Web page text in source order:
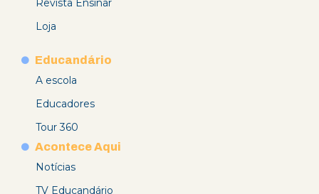
Revista Ensinar
Loja
Educandário
A escola
Educadores
Tour 360
Acontece Aqui
Notícias
TV Educandário